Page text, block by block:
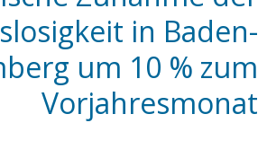
in Baden-
um 10 % zum
Vorjahresmonat